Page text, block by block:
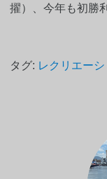
擢）、今年も初勝
タグ: レクリエーシ